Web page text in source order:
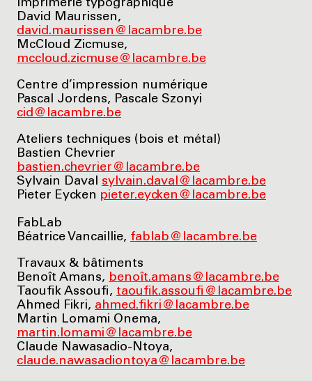
Imprimerie typographique
David Maurissen,
david.maurissen@lacambre.be
McCloud Zicmuse,
mccloud.zicmuse@lacambre.be
Centre d’impression numérique
Pascal Jordens, Pascale Szonyi
cid@lacambre.be
Ateliers techniques (bois et métal)
Bastien Chevrier
bastien.chevrier@lacambre.be
Sylvain Daval sylvain.daval@lacambre.be
Pieter Eycken pieter.eycken@lacambre.be
FabLab
Béatrice Vancaillie, fablab@lacambre.be
Travaux & bâtiments
Benoît Amans, benoît.amans@lacambre.be
Taoufik Assoufi, taoufik.assoufi@lacambre.be
Ahmed Fikri, ahmed.fikri@lacambre.be
Martin Lomami Onema,
martin.lomami@lacambre.be
Claude Nawasadio-Ntoya,
claude.nawasadiontoya@lacambre.be